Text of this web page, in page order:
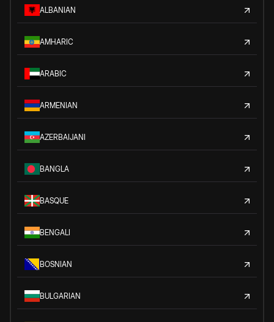
ALBANIAN
AMHARIC
ARABIC
ARMENIAN
AZERBAIJANI
BANGLA
BASQUE
BENGALI
BOSNIAN
BULGARIAN